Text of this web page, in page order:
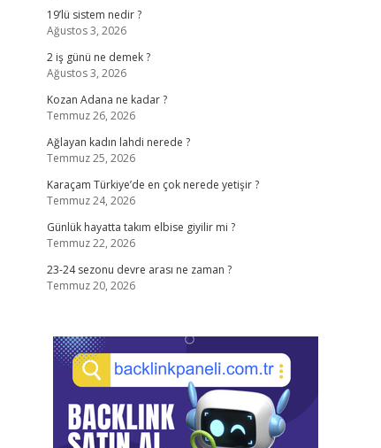
19’lü sistem nedir ?
Ağustos 3, 2026
2 iş günü ne demek ?
Ağustos 3, 2026
Kozan Adana ne kadar ?
Temmuz 26, 2026
Ağlayan kadın lahdi nerede ?
Temmuz 25, 2026
Karaçam Türkiye’de en çok nerede yetişir ?
Temmuz 24, 2026
Günlük hayatta takım elbise giyilir mi ?
Temmuz 22, 2026
23-24 sezonu devre arası ne zaman ?
Temmuz 20, 2026